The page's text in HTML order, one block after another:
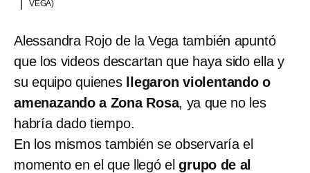
VEGA)
Alessandra Rojo de la Vega también apuntó
que los videos descartan que haya sido ella y
su equipo quienes
llegaron violentando o
amenazando a Zona Rosa, ya que no les
habría dado tiempo.
En los mismos también se observaría el
momento en el que llegó elgrupo de al